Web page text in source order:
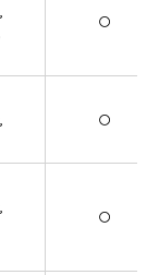
〇
〇
〇